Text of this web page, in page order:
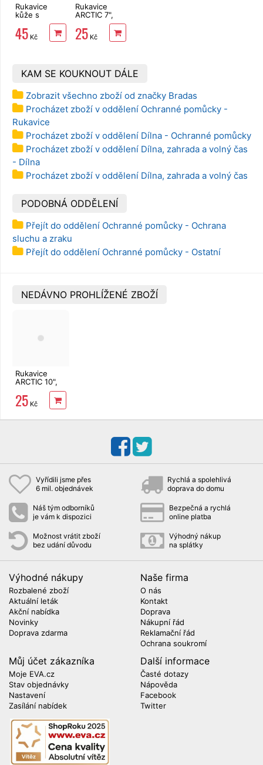
Rukavice
kůže s
textilem 10"
45 Kč
Rukavice
ARCTIC 7",
25Kč
KAM SE KOUKNOUT DÁLE
Zobrazit všechno zboží od značky Bradas
Procházet zboží v oddělení Ochranné pomůcky -
Rukavice
Procházet zboží v oddělení Dílna - Ochranné pomůcky
Procházet zboží v oddělení Dílna, zahrada a volný čas
- Dílna
Procházet zboží v oddělení Dílna, zahrada a volný čas
PODOBNÁ ODDĚLENÍ
Přejít do oddělení Ochranné pomůcky - Ochrana
sluchu a zraku
Přejít do oddělení Ochranné pomůcky - Ostatní
NEDÁVNO PROHLÍŽENÉ ZBOŽÍ
Rukavice
ARCTIC 10",
25 Kč
Vyřídili jsme přes
6 mil. objednávek
Rychlá a spolehlivá
doprava do domu
Náš tým odborníků
je vám k dispozici
Bezpečná a rychlá
online platba
Možnost vrátit zboží
bez udání důvodu
Výhodný nákup
na splátky
Výhodné nákupy
Rozbalené zboží
Aktuální leták
Akční nabídka
Novinky
Doprava zdarma
Naše firma
O nás
Kontakt
Doprava
Nákupní řád
Reklamační řád
Ochrana soukromí
Můj účet zákazníka
Moje EVA.cz
Stav objednávky
Nastavení
Zasílání nabídek
Další informace
Časté dotazy
Nápověda
Facebook
Twitter